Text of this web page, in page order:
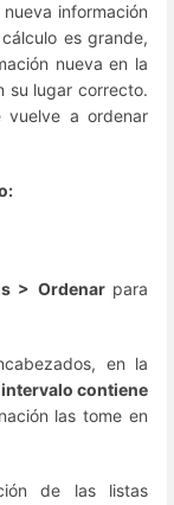
información
es grande,
nueva en la
su lugar correcto.
vuelve a ordenar
> Ordenar para
en la
intervalo contiene
las tome en
de las listas